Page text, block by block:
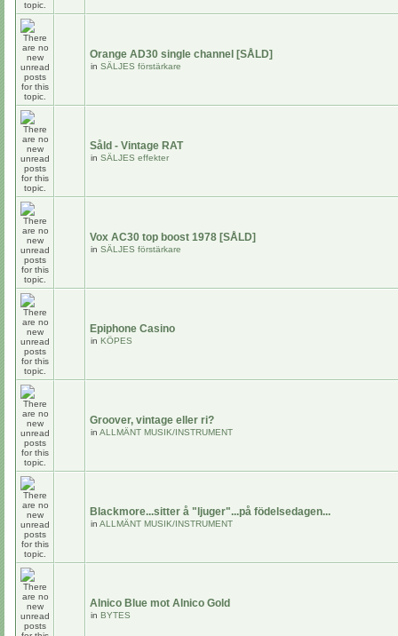
Orange AD30 single channel [SÅLD]
in SÄLJES förstärkare
Såld - Vintage RAT
in SÄLJES effekter
Vox AC30 top boost 1978 [SÅLD]
in SÄLJES förstärkare
Epiphone Casino
in KÖPES
Groover, vintage eller ri?
in ALLMÄNT MUSIK/INSTRUMENT
Blackmore...sitter å "ljuger"...på födelsedagen...
in ALLMÄNT MUSIK/INSTRUMENT
Alnico Blue mot Alnico Gold
in BYTES